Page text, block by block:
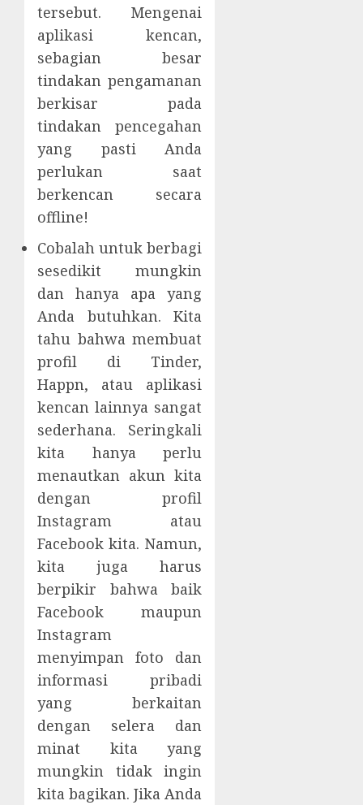
tersebut. Mengenai
aplikasi kencan,
sebagian besar
tindakan pengamanan
berkisar pada
tindakan pencegahan
yang pasti Anda
perlukan saat
berkencan secara
offline!
Cobalah untuk berbagi
sesedikit mungkin
dan hanya apa yang
Anda butuhkan. Kita
tahu bahwa membuat
profil di Tinder,
Happn, atau aplikasi
kencan lainnya sangat
sederhana. Seringkali
kita hanya perlu
menautkan akun kita
dengan profil
Instagram atau
Facebook kita. Namun,
kita juga harus
berpikir bahwa baik
Facebook maupun
Instagram
menyimpan foto dan
informasi pribadi
yang berkaitan
dengan selera dan
minat kita yang
mungkin tidak ingin
kita bagikan. Jika Anda